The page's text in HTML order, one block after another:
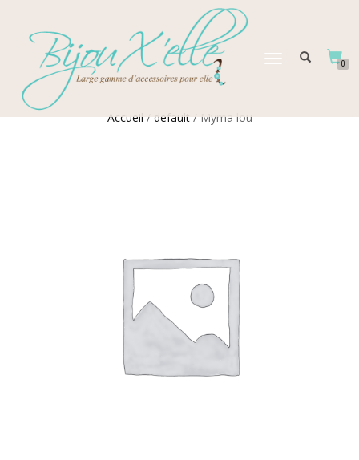
DÉPLIER
0
Accueil/default/ Myma lou